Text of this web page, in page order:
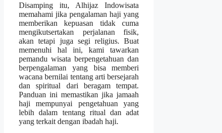
Disamping itu, Alhijaz Indowisata
memahami jika pengalaman haji yang
memberikan kepuasan tidak cuma
mengikutsertakan perjalanan fisik,
akan tetapi juga segi religius. Buat
memenuhi hal ini, kami tawarkan
pemandu wisata berpengetahuan dan
berpengalaman yang bisa memberi
wacana bernilai tentang arti bersejarah
dan spiritual dari beragam tempat.
Panduan ini memastikan jika jamaah
haji mempunyai pengetahuan yang
lebih dalam tentang ritual dan adat
yang terkait dengan ibadah haji.